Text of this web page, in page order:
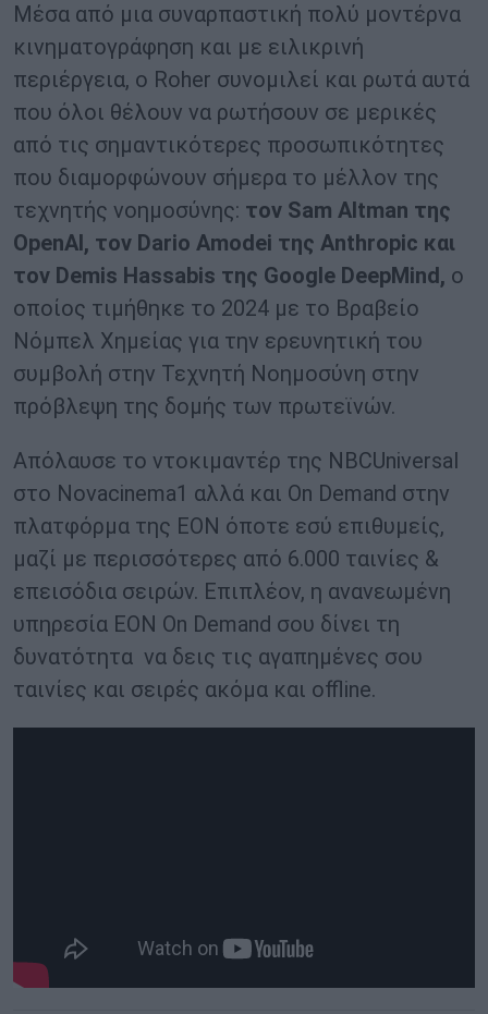
Μέσα από μια συναρπαστική πολύ μοντέρνα
κινηματογράφηση και με ειλικρινή
περιέργεια, ο Roher συνομιλεί και ρωτά αυτά
που όλοι θέλουν να ρωτήσουν σε μερικές
από τις σημαντικότερες προσωπικότητες
που διαμορφώνουν σήμερα το μέλλον της
τεχνητής νοημοσύνης: τον Sam Altman της
OpenAI, τον Dario Amodei της Anthropic και
τον Demis Hassabis της Google DeepMind, ο
οποίος τιμήθηκε το 2024 με το Βραβείο
Νόμπελ Χημείας για την ερευνητική του
συμβολή στην Τεχνητή Νοημοσύνη στην
πρόβλεψη της δομής των πρωτεϊνών.
Απόλαυσε το ντοκιμαντέρ της NBCUniversal
στο Novacinema1 αλλά και On Demand στην
πλατφόρμα της ΕΟΝ όποτε εσύ επιθυμείς,
μαζί με περισσότερες από 6.000 ταινίες &
επεισόδια σειρών. Επιπλέον, η ανανεωμένη
υπηρεσία ΕΟΝ On Demand σου δίνει τη
δυνατότητα να δεις τις αγαπημένες σου
ταινίες και σειρές ακόμα και offline.